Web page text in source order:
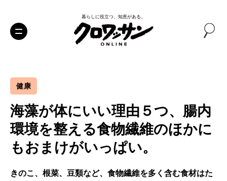
暮らしに役立つ、知恵がある。
健康
海藻が体にいい理由５つ、腸内
環境を整える食物繊維のほかに
もおまけがいっぱい。
きのこ、根菜、豆類など、食物繊維を多く含む食材はた